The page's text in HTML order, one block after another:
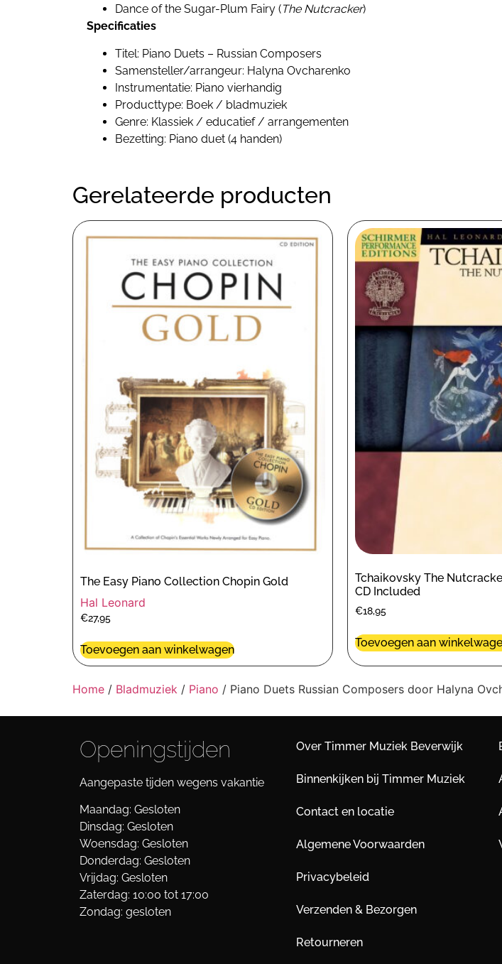
Dance of the Sugar-Plum Fairy (The Nutcracker)
Specificaties
Titel: Piano Duets – Russian Composers
Samensteller/arrangeur: Halyna Ovcharenko
Instrumentatie: Piano vierhandig
Producttype: Boek / bladmuziek
Genre: Klassiek / educatief / arrangementen
Bezetting: Piano duet (4 handen)
Gerelateerde producten
The Easy Piano Collection Chopin Gold
Hal Leonard
€27,95
Toevoegen aan winkelwagen
Tchaikovsky The
CD Included
€18,95
Toevoegen aan
Home / Bladmuziek / Piano / Piano Duets Russian Composers door Halyna
Openingstijden
Aangepaste tijden wegens vakantie
Maandag: Gesloten
Dinsdag: Gesloten
Woensdag: Gesloten
Donderdag: Gesloten
Vrijdag: Gesloten
Zaterdag: 10:00 tot 17:00
Zondag: gesloten
Over Timmer Muziek Beverwijk
Binnenkijken bij Timmer Muziek
Contact en locatie
Algemene Voorwaarden
Privacybeleid
Verzenden & Bezorgen
Retourneren